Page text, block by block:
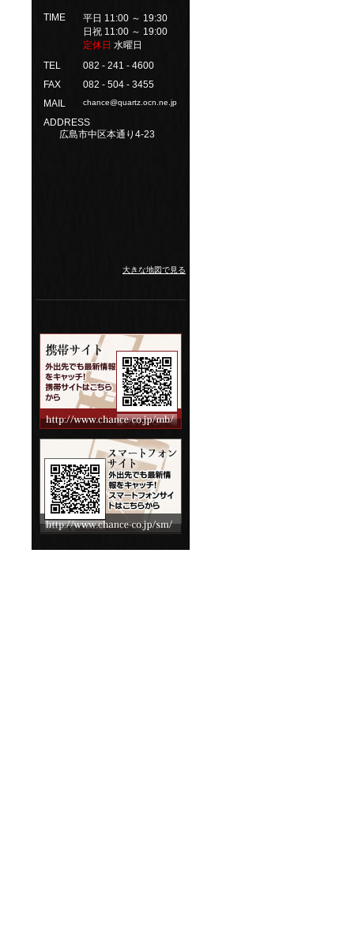
TIME
平日 11:00 ～ 19:30
日祝 11:00 ～ 19:00
定休日 水曜日
TEL
082 - 241 - 4600
FAX
082 - 504 - 3455
MAIL
chance@quartz.ocn.ne.jp
ADDRESS
広島市中区本通り4-23
大きな地図で見る